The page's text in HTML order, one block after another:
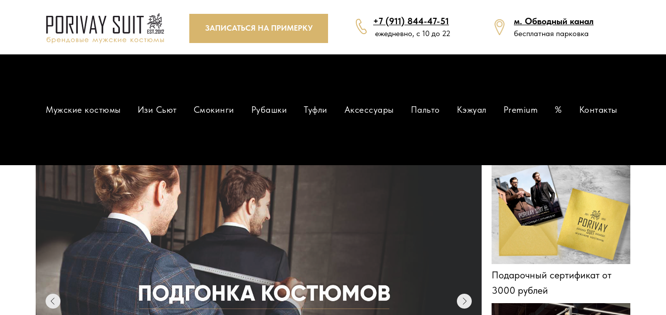
м. Обводный канал
+7 (911) 844-47-51
ЗАПИСАТЬСЯ НА ПРИМЕРКУ
ежедневно, с 10 до 22 бесплатная парковка
Мужские костюмы Изи Сьют Смокинги Рубашки Туфли Аксессуары Пальто Кэжуал Premium % Контакты
Подарочный сертификат от
3000 рублей